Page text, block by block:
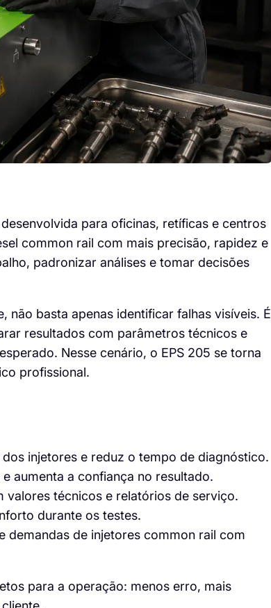
para oficinas, retíficas e centros
common rail com mais precisão, rapidez e
padronizar análises e tomar decisões
basta apenas identificar falhas visíveis. É
resultados com parâmetros técnicos e
Nesse cenário, o EPS 205 se torna
profissional.
injetores e reduz o tempo de diagnóstico.
aumenta a confiança no resultado.
técnicos e relatórios de serviço.
durante os testes.
demandas de injetores common rail com
para a operação: menos erro, mais